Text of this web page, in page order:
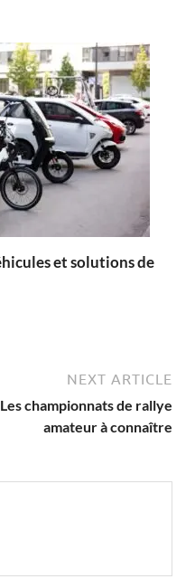
et solutions de
NEXT ARTICLE
Les championnats de rallye
amateur à connaître